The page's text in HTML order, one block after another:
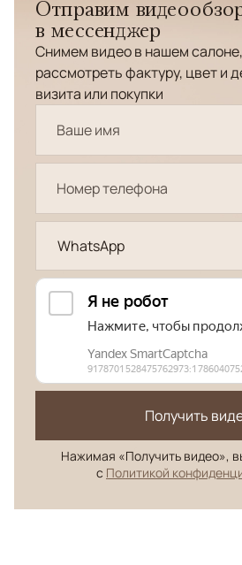
Отправим
в мессенджер
Снимем видео в нашем
рассмотреть фактуру, цвет и
визита или покупки
WhatsApp
Получить
Нажимая «Получить видео»,
с Политикой